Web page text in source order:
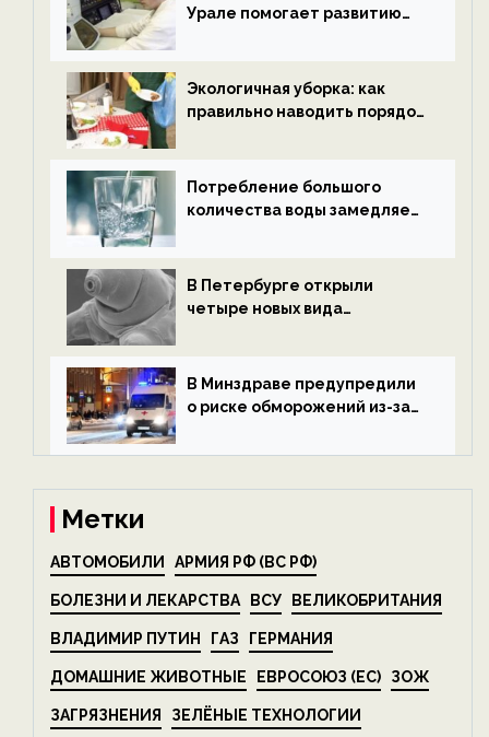
Урале помогает развитию
ECOportal
Экологичная уборка: как
правильно наводить порядок
Потребление большого
количества воды замедляет
В Петербурге открыли
четыре новых вида
экологии на ECOportal
В Минздраве предупредили
о риске обморожений из-за
на ECOportal
Метки
АВТОМОБИЛИ АРМИЯ РФ (ВС РФ)
БОЛЕЗНИ И ЛЕКАРСТВА ВСУ ВЕЛИКОБРИТАНИЯ
ВЛАДИМИР ПУТИН ГАЗ ГЕРМАНИЯ
ДОМАШНИЕ ЖИВОТНЫЕ ЕВРОСОЮЗ (ЕС) ЗОЖ
ЗАГРЯЗНЕНИЯ ЗЕЛЁНЫЕ ТЕХНОЛОГИИ